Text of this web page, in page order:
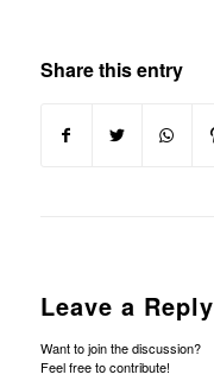
Share this entry
Leave a Reply
Want to join the discussion?
Feel free to contribute!